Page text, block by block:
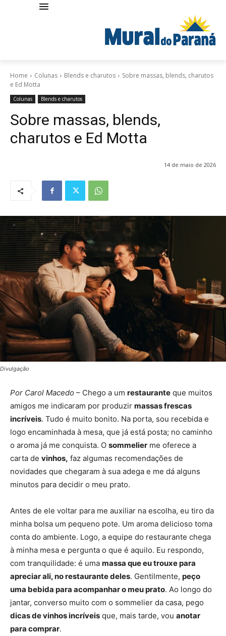
Home Colunas Blends e charutos
Sobre massas, blends, charutos
e Ed Motta
Colunas Blends e charutos
Sobre massas, blends,
charutos e Ed Motta
14 de maio de 2026
Divulgação
Por Carol Macedo – Chego a um restaurante que muitos
amigos me indicaram por produzir massas frescas
incríveis. Tudo é muito bonito. Na porta, sou recebida e
logo encaminhada à mesa, que já está posta; no caminho
o aroma já me conquista. O sommelier me oferece a
carta de vinhos, faz algumas recomendações de
novidades que chegaram à sua adega e me dá alguns
minutos para decidir o meu prato.
Antes de ele voltar para me auxiliar na escolha, eu tiro da
minha bolsa um pequeno pote. Um aroma delicioso toma
conta do ambiente. Logo, a equipe do restaurante chega
à minha mesa e pergunta o que é aquilo. Eu respondo,
com tranquilidade: é uma massa que eu trouxe para
apreciar ali, no restaurante deles. Gentilmente, peço
uma bebida para acompanhar o meu prato. Ao longo do
jantar, converso muito com o sommelier da casa, pego
dicas de vinhos incríveis que, mais tarde, vou anotar
para comprar.